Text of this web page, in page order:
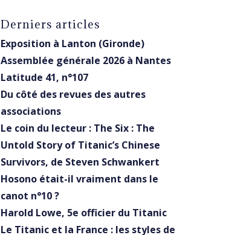
Derniers articles
Exposition à Lanton (Gironde)
Assemblée générale 2026 à Nantes
Latitude 41, n°107
Du côté des revues des autres
associations
Le coin du lecteur : The Six : The
Untold Story of Titanic’s Chinese
Survivors, de Steven Schwankert
Hosono était-il vraiment dans le
canot n°10 ?
Harold Lowe, 5e officier du Titanic
Le Titanic et la France : les styles de